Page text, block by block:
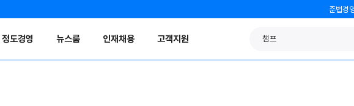
준법경
정도경영 뉴스룸 인재채용 고객지원 챔프
노스카나